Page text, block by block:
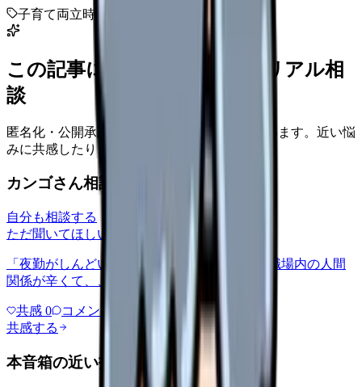
子育て両立時短
この記事に近い看護師さんのリアル相
談
匿名化・公開承認済みの本音だけを表示しています。近い悩
みに共感したり、自分の状況を投稿できます。
カンゴさん相談室から共有された相談
自分も相談する
ただ聞いてほしい
「夜勤がしんどい」について相談したいです 職場内の人間
関係が辛くて、、、
共感 0 コメント
共感する
本音箱の近い投稿